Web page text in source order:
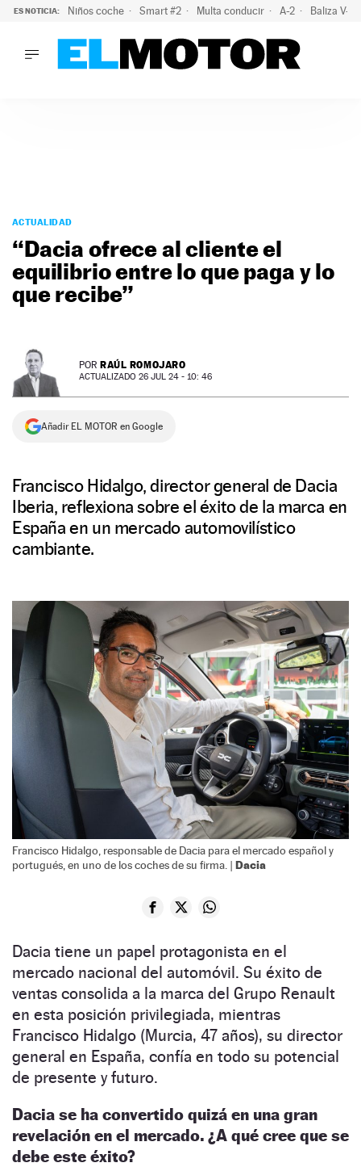
ES NOTICIA: Niños coche Smart #2 Multa conducir A-2 Baliza V-
PODCAST
MOTOS
TECNOLOGÍA
SUPERCOCHES
MOTORTV
SERVICIOS
NEWSLETTER
SÍGUENOS
ACTUALIDAD
“Dacia ofrece al cliente el
equilibrio entre lo que paga y lo
que recibe”
POR RAÚL ROMOJARO
ACTUALIZADO 26 JUL 24 - 10: 46
Añadir EL MOTOR en Google
Francisco Hidalgo, director general de Dacia
Iberia, reflexiona sobre el éxito de la marca en
España en un mercado automovilístico
cambiante.
Francisco Hidalgo, responsable de Dacia para el mercado español y
portugués, en uno de los coches de su firma. | Dacia
Dacia tiene un papel protagonista en el
mercado nacional del automóvil. Su éxito de
ventas consolida a la marca del Grupo Renault
en esta posición privilegiada, mientras
Francisco Hidalgo (Murcia, 47 años), su director
general en España, confía en todo su potencial
de presente y futuro.
Dacia se ha convertido quizá en una gran
revelación en el mercado. ¿A qué cree que se
debe este éxito?